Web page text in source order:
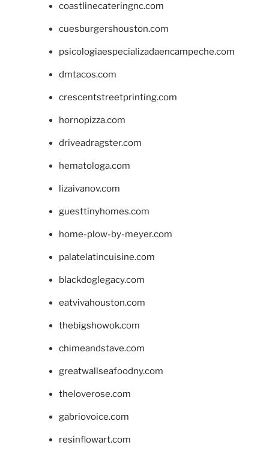
coastlinecateringnc.com
cuesburgershouston.com
psicologiaespecializadaencampeche.com
dmtacos.com
crescentstreetprinting.com
hornopizza.com
driveadragster.com
hematologa.com
lizaivanov.com
guesttinyhomes.com
home-plow-by-meyer.com
palatelatincuisine.com
blackdoglegacy.com
eatvivahouston.com
thebigshowok.com
chimeandstave.com
greatwallseafoodny.com
theloverose.com
gabriovoice.com
resinflowart.com